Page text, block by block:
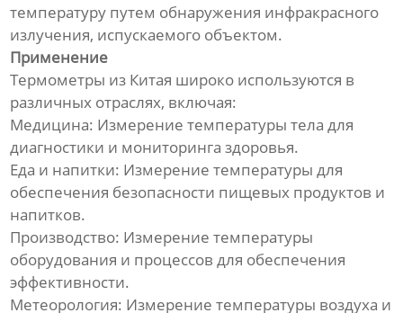
температуру путем обнаружения инфракрасного
излучения, испускаемого объектом.
Применение
Термометры из Китая широко используются в
различных отраслях, включая:
Медицина: Измерение температуры тела для
диагностики и мониторинга здоровья.
Еда и напитки: Измерение температуры для
обеспечения безопасности пищевых продуктов и
напитков.
Производство: Измерение температуры
оборудования и процессов для обеспечения
эффективности.
Метеорология: Измерение температуры воздуха и